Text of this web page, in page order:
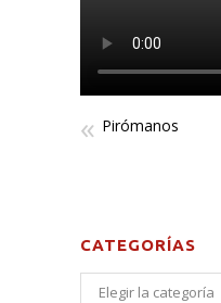
Pirómanos
CATEGORÍAS